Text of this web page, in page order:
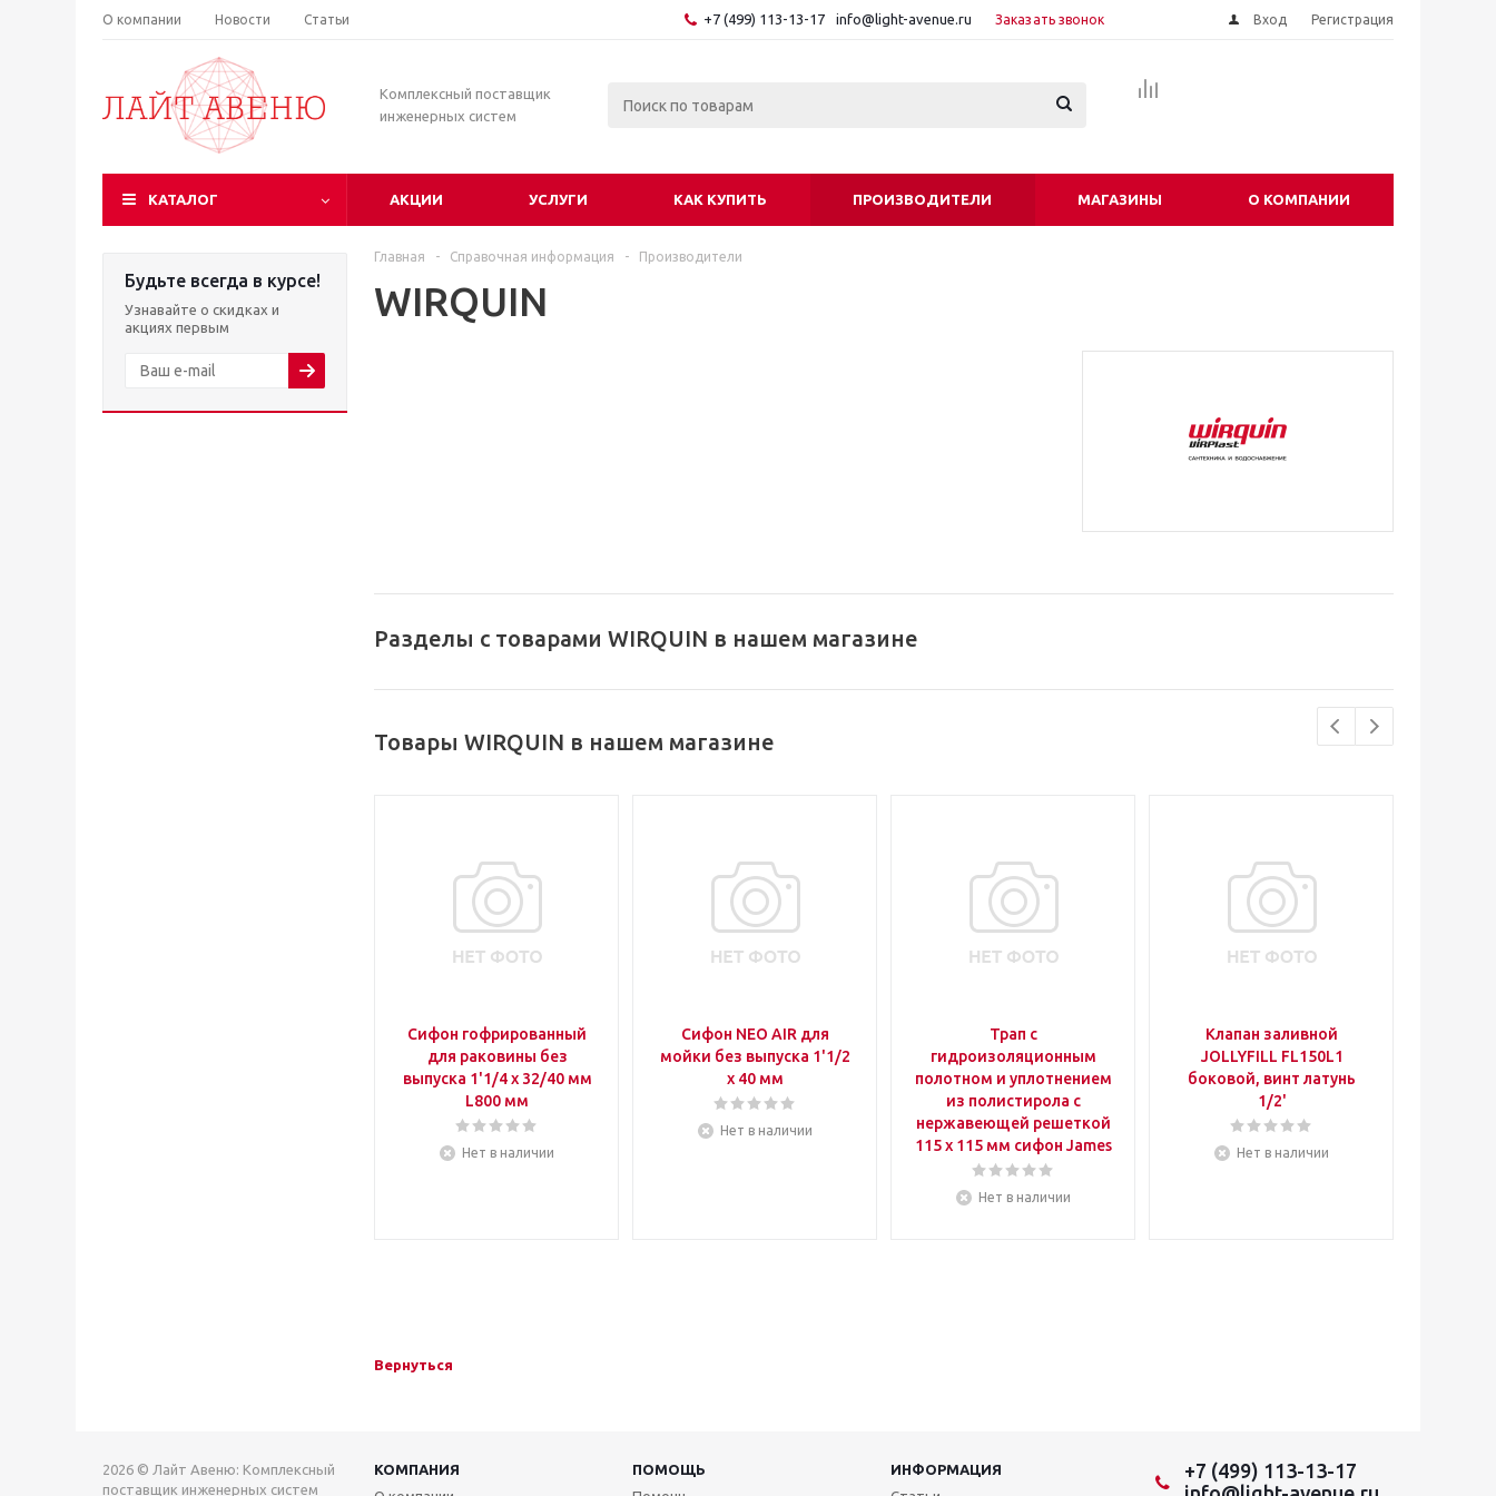
О компании Новости Статьи +7 (499) 113-13-17 info@light-avenue.ru Заказать звонок Вход Регистрация
Комплексный поставщик
инженерных систем
КАТАЛОГ АКЦИИ УСЛУГИ КАК КУПИТЬ ПРОИЗВОДИТЕЛИ МАГАЗИНЫ О КОМПАНИИ
Будьте всегда в курсе!
Узнавайте о скидках и
акциях первым
Главная - Справочная информация - Производители
WIRQUIN
Разделы с товарами WIRQUIN в нашем магазине
Товары WIRQUIN в нашем магазине
Сифон гофрированный
для раковины без
выпуска 1'1/4 х 32/40 мм
L800 мм
Нет в наличии
Сифон NEO AIR для
мойки без выпуска 1'1/2
х 40 мм
Нет в наличии
Трап с
гидроизоляционным
полотном и уплотнением
из полистирола с
нержавеющей решеткой
115 х 115 мм сифон James
Нет в наличии
Клапан заливной
JOLLYFILL FL150L1
боковой, винт латунь
1/2'
Нет в наличии
Вернуться
2026 © Лайт Авеню: Комплексный
поставщик инженерных систем
КОМПАНИЯ ПОМОЩЬ
ИНФОРМАЦИЯ
+7 (499) 113-13-17